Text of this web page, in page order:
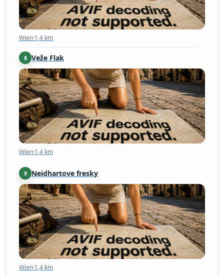
Wien·1,4 km
8 Veže Flak
Wien·1,4 km
Wien·1,4 km
9 Neidhartove fresky
Wien·1,4 km
Wien·1,4 km